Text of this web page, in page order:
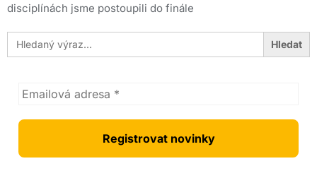
disciplínách jsme postoupili do finále
Search
for: